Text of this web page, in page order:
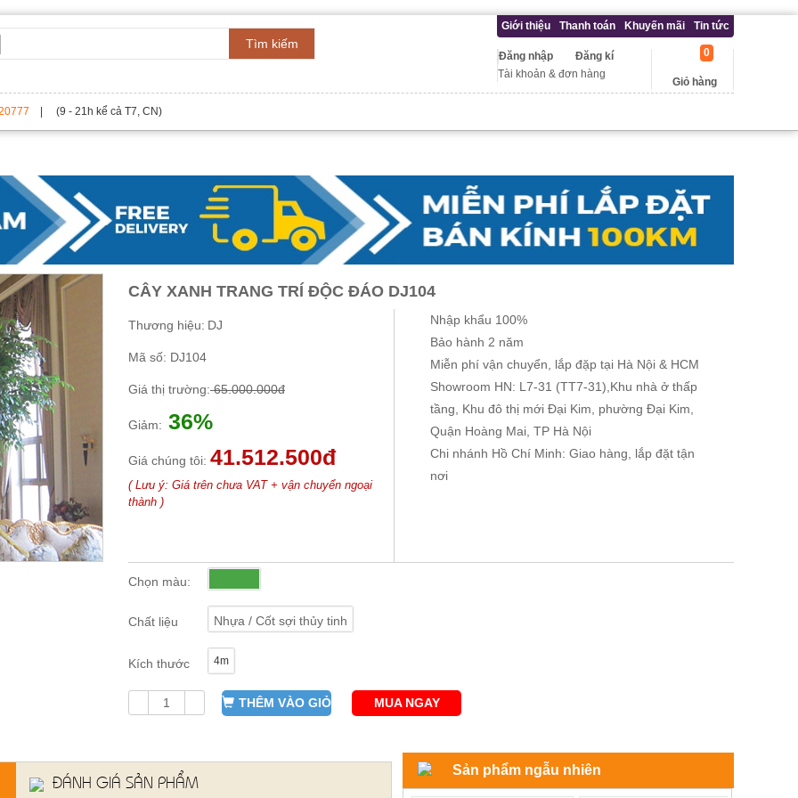
Tìm kiếm
Giới thiệu Thanh toán Khuyến mãi Tin tức
Đăng kí
Đăng nhập
Tài khoản & đơn hàng
Giỏ hàng
0
| (9 - 21h kể cả T7, CN)
CÂY XANH TRANG TRÍ ĐỘC ĐÁO DJ104
Thương hiệu: DJ
Mã số: DJ104
Giá thị trường:65.000.000đ
Giảm: 36%
Giá chúng tôi: 41.512.500đ
( Lưu ý: Giá trên chưa VAT + vận chuyển ngoại
thành )
Nhập khẩu 100%
Bảo hành 2 năm
Miễn phí vận chuyển, lắp đặp tại Hà Nội & HCM
Showroom HN: L7-31 (TT7-31),Khu nhà ở thấp
tầng, Khu đô thị mới Đại Kim, phường Đại Kim,
Quận Hoàng Mai, TP Hà Nội
Chi nhánh Hồ Chí Minh: Giao hàng, lắp đặt tận
nơi
Chọn màu:
Chất liệu Nhựa / Cốt sợi thủy tinh
Kích thước 4m
THÊM VÀO GIỎ MUA NGAY
ĐÁNH GIÁ SẢN PHẨM
Sản phẩm ngẫu nhiên